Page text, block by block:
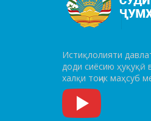
Истиқлолияти
до­ди сиёсию ҳуқуқӣ
халқи тоҷик маҳсуб